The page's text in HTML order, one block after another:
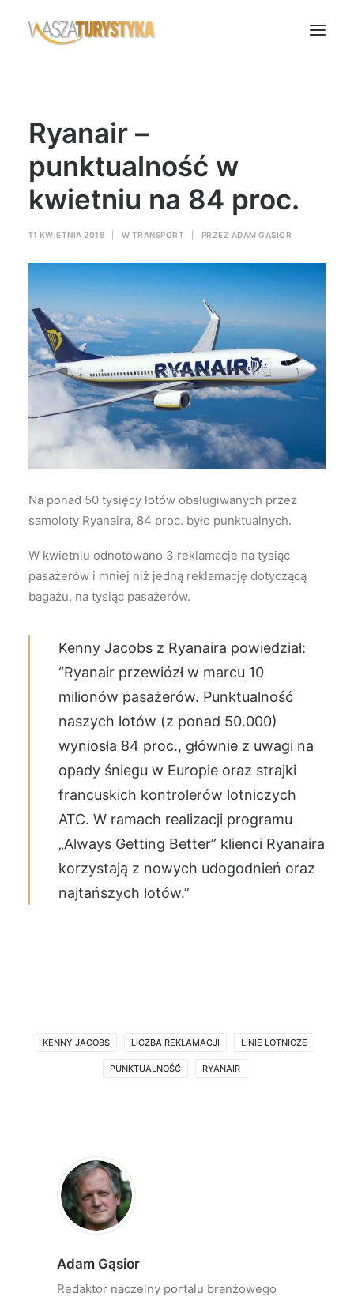
Biura podróży
Noclegi
Polska
Świat
Wasze Podróże
Wyszukiwanie
Ryanair –
punktualność w
kwietniu na 84 proc.
11 KWIETNIA 2018 W TRANSPORT PRZEZ ADAM GĄSIOR
Na ponad 50 tysięcy lotów obsługiwanych przez
samoloty Ryanaira, 84 proc. było punktualnych.
W kwietniu odnotowano 3 reklamacje na tysiąc
pasażerów i mniej niż jedną reklamację dotyczącą
bagażu, na tysiąc pasażerów.
Kenny Jacobs z Ryanaira powiedział:
“Ryanair przewiózł w marcu 10
milionów pasażerów. Punktualność
naszych lotów (z ponad 50.000)
wyniosła 84 proc., głównie z uwagi na
opady śniegu w Europie oraz strajki
francuskich kontrolerów lotniczych
ATC. W ramach realizacji programu
„Always Getting Better” klienci Ryanaira
korzystają z nowych udogodnień oraz
najtańszych lotów.”
KENNY JACOBS LICZBA REKLAMACJI LINIE LOTNICZE
PUNKTUALNOŚĆ RYANAIR
Adam Gąsior
Redaktor naczelny portalu branżowego